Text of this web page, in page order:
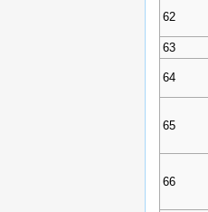
62
63
64
65
66